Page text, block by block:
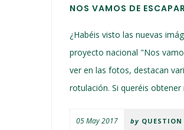
NOS VAMOS DE
¿Habéis visto las nuevas
proyecto nacional "Nos
ver en las fotos, destacan
rotulación. Si queréis
05 May 2017 by QUESTION